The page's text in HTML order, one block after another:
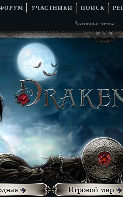
УЧАСТНИКИ ПОИСК
Активные темы